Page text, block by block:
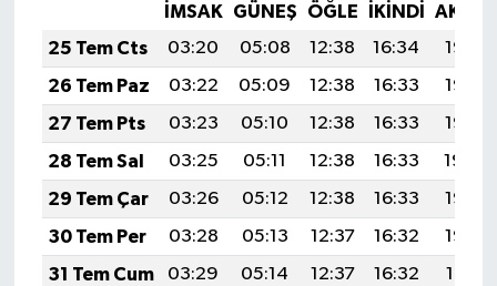
İMSAK GÜNEŞ ÖĞLE İKINDI
25 Tem Cts
03:20 05:08 12:38 16:34
19:57
26 Tem Paz
03:22 05:09 12:38 16:33
19:56
27 Tem Pts
03:23 05:10 12:38 16:33
19:55
28 Tem Sal
03:25 05:11 12:38 16:33
19:54
29 Tem Çar
03:26 05:12 12:38 16:33
19:53
30 Tem Per
03:28 05:13 12:37 16:32
19:52
31 Tem Cum
03:29 05:14 12:37 16:32
19:51